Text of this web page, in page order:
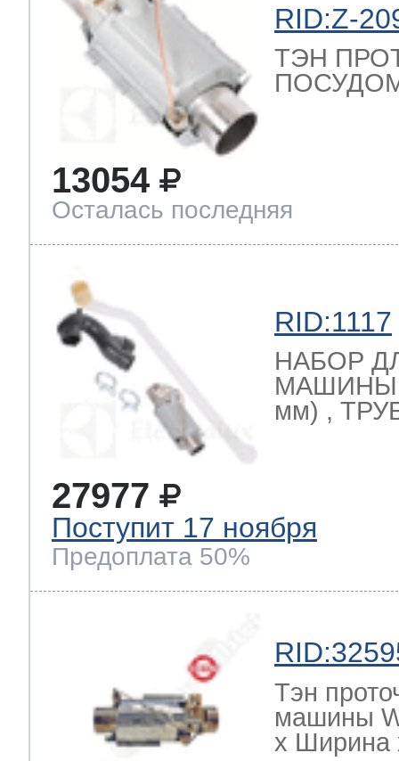
RID:Z-
ТЭН
13054
Осталась последняя
RID:1117
НАБОР
МАШИНЫ
мм) ,
27977
Поступит 17 ноября
Предоплата 50%
Тэн
машины
х Ширина